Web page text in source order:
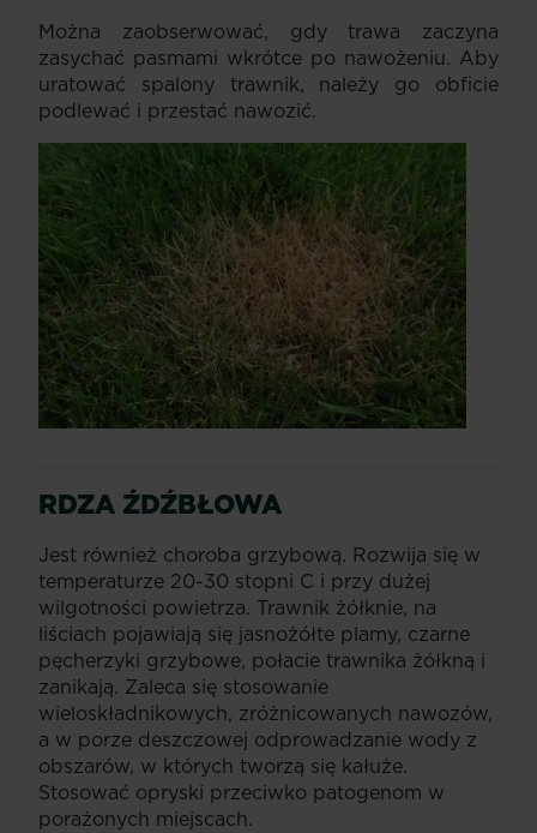
Można zaobserwować, gdy trawa zaczyna
zasychać pasmami wkrótce po nawożeniu. Aby
uratować spalony trawnik, należy go obficie
podlewać i przestać nawozić.
RDZA ŹDŹBŁOWA
Jest również choroba grzybową. Rozwija się w
temperaturze 20-30 stopni C i przy dużej
wilgotności powietrza. Trawnik żółknie, na
liściach pojawiają się jasnożółte plamy, czarne
pęcherzyki grzybowe, połacie trawnika żółkną i
zanikają. Zaleca się stosowanie
wieloskładnikowych, zróżnicowanych nawozów,
a w porze deszczowej odprowadzanie wody z
obszarów, w których tworzą się kałuże.
Stosować opryski przeciwko patogenom w
porażonych miejscach.